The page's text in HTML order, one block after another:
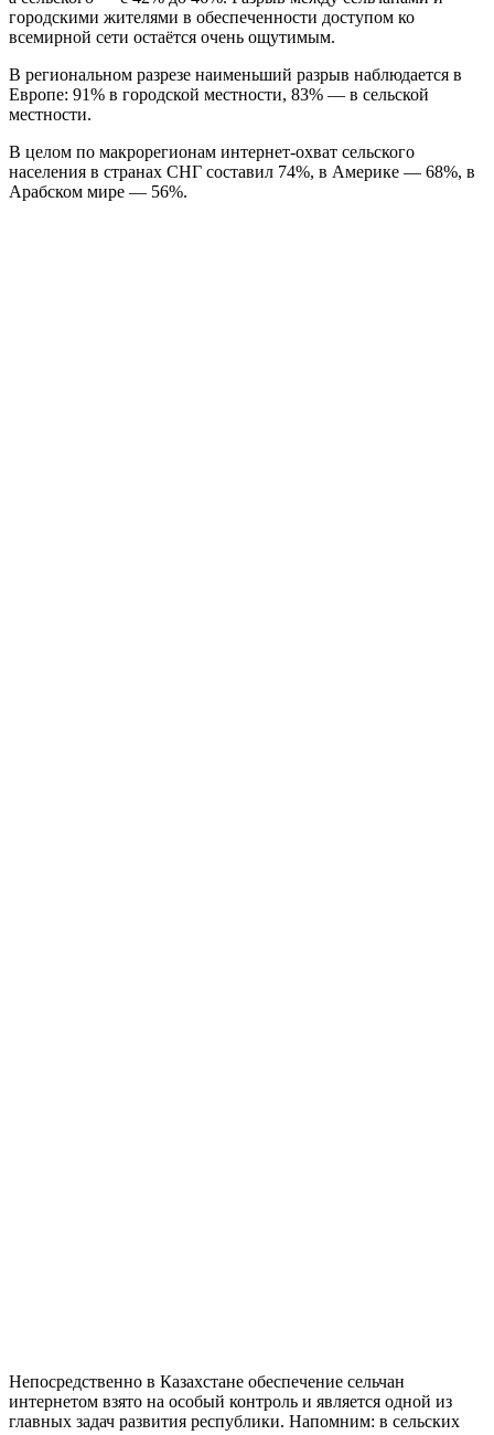
городскими жителями в обеспеченности доступом ко
всемирной сети остаётся очень ощутимым.
В региональном разрезе наименьший разрыв наблюдается в
Европе: 91% в городской местности, 83% — в сельской
местности.
В целом по макрорегионам интернет-охват сельского
населения в странах СНГ составил 74%, в Америке — 68%, в
Арабском мире — 56%.
Непосредственно в Казахстане обеспечение сельчан
интернетом взято на особый контроль и является одной из
главных задач развития республики. Напомним: в сельских